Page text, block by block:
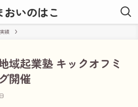
おいのはこ
績
域起業塾 キックオフミ
開催